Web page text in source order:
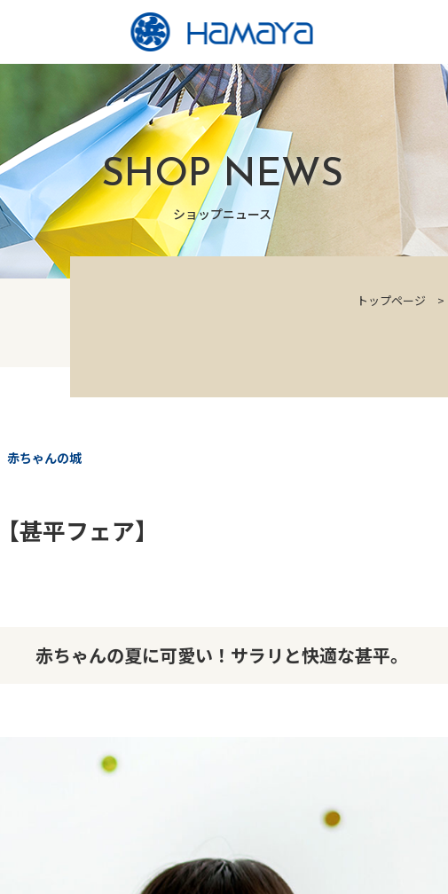
SHOP NEWS
ショップニュース
トップページ
ちゃんの城
甚平フェア】
赤ちゃんの夏に可愛い！サラリと快適な甚平。